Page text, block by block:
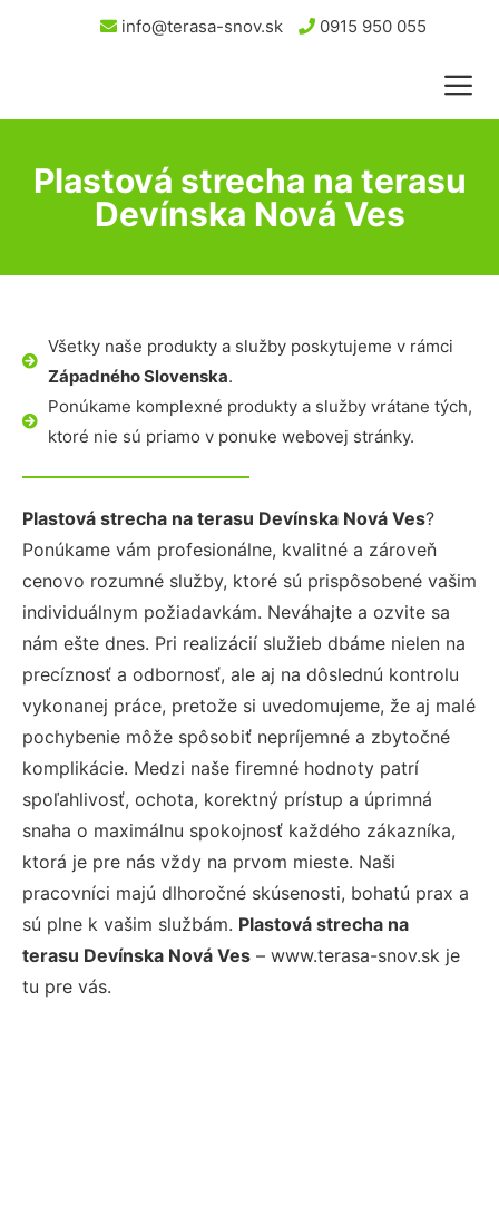
info@terasa-snov.sk 0915 950 055
Plastová strecha na terasu
Devínska Nová Ves
Všetky naše produkty a služby poskytujeme v rámci
Západného Slovenska.
Ponúkame komplexné produkty a služby vrátane tých,
ktoré nie sú priamo v ponuke webovej stránky.
Plastová strecha na terasu Devínska Nová Ves?
Ponúkame vám profesionálne, kvalitné a zároveň
cenovo rozumné služby, ktoré sú prispôsobené vašim
individuálnym požiadavkám. Neváhajte a ozvite sa
nám ešte dnes. Pri realizácií služieb dbáme nielen na
precíznosť a odbornosť, ale aj na dôslednú kontrolu
vykonanej práce, pretože si uvedomujeme, že aj malé
pochybenie môže spôsobiť nepríjemné a zbytočné
komplikácie. Medzi naše firemné hodnoty patrí
spoľahlivosť, ochota, korektný prístup a úprimná
snaha o maximálnu spokojnosť každého zákazníka,
ktorá je pre nás vždy na prvom mieste. Naši
pracovníci majú dlhoročné skúsenosti, bohatú prax a
sú plne k vašim službám. Plastová strecha na
terasu Devínska Nová Ves – www.terasa-snov.sk je
tu pre vás.